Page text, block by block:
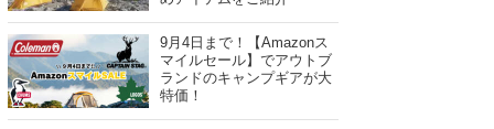
9月4日まで！【Amazonス
マイルセール】でアウトブ
ランドのキャンプギアが大
特価！